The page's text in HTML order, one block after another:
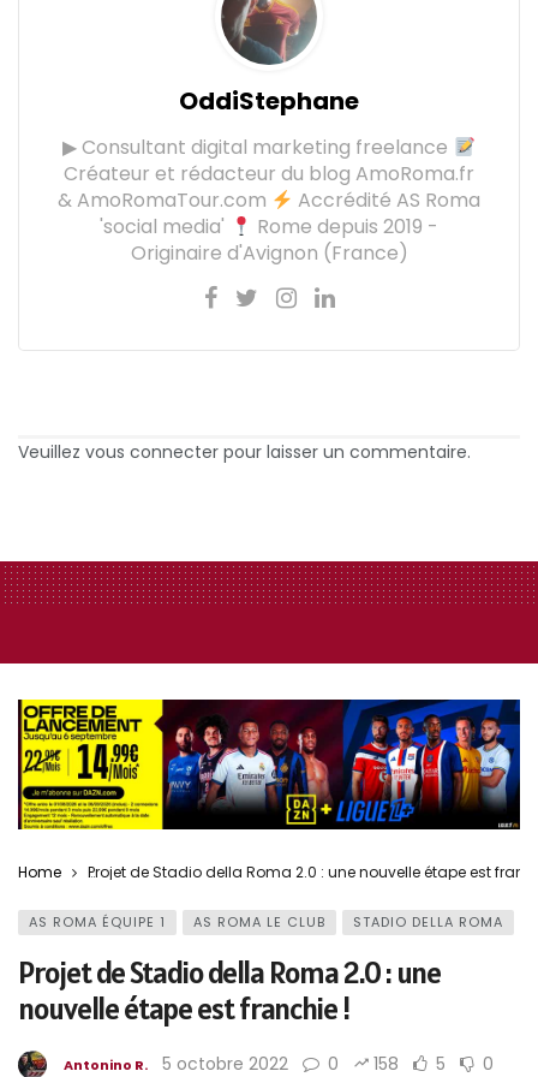
OddiStephane
▶ Consultant digital marketing freelance
Créateur et rédacteur du blog AmoRoma.fr
& AmoRomaTour.com
Accrédité AS Roma
'social media'
Rome depuis 2019 -
Originaire d'Avignon (France)
Veuillez vous connecter pour laisser un commentaire.
Home Projet de Stadio della Roma 2.0 : une nouvelle étape est
AS ROMA ÉQUIPE 1 AS ROMA LE CLUB STADIO DELLA ROMA
Projet de Stadio della Roma 2.0 : une
nouvelle étape est franchie !
Antonino R. 5 octobre 2022 0 158 5 0